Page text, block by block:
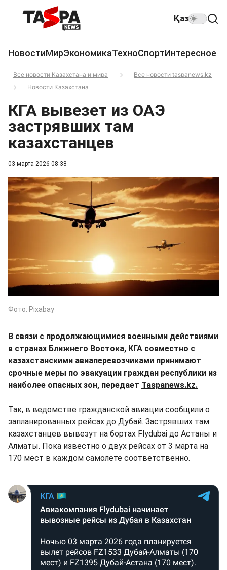
Қаз
НовостиМирЭкономикаТехноСпортИнтересное
Все новости Казахстана и мира
Все новости taspanews.kz
Новости Казахстана
03 марта 2026 08:38
КГА вывезет из ОАЭ
застрявших там
казахстанцев
Фото: Pixabay
В связи с продолжающимися военными действиями
в странах Ближнего Востока, КГА совместно с
казахстанскими авиаперевозчиками принимают
срочные меры по эвакуации граждан республики из
наиболее опасных зон, передает Taspanews.kz.
Так, в ведомстве гражданской авиации сообщили о
запланированных рейсах до Дубай. Застрявших там
казахстанцев вывезут на бортах Flydubai до Астаны и
Алматы. Пока известно о двух рейсах от 3 марта на
170 мест в каждом самолете соответственно.